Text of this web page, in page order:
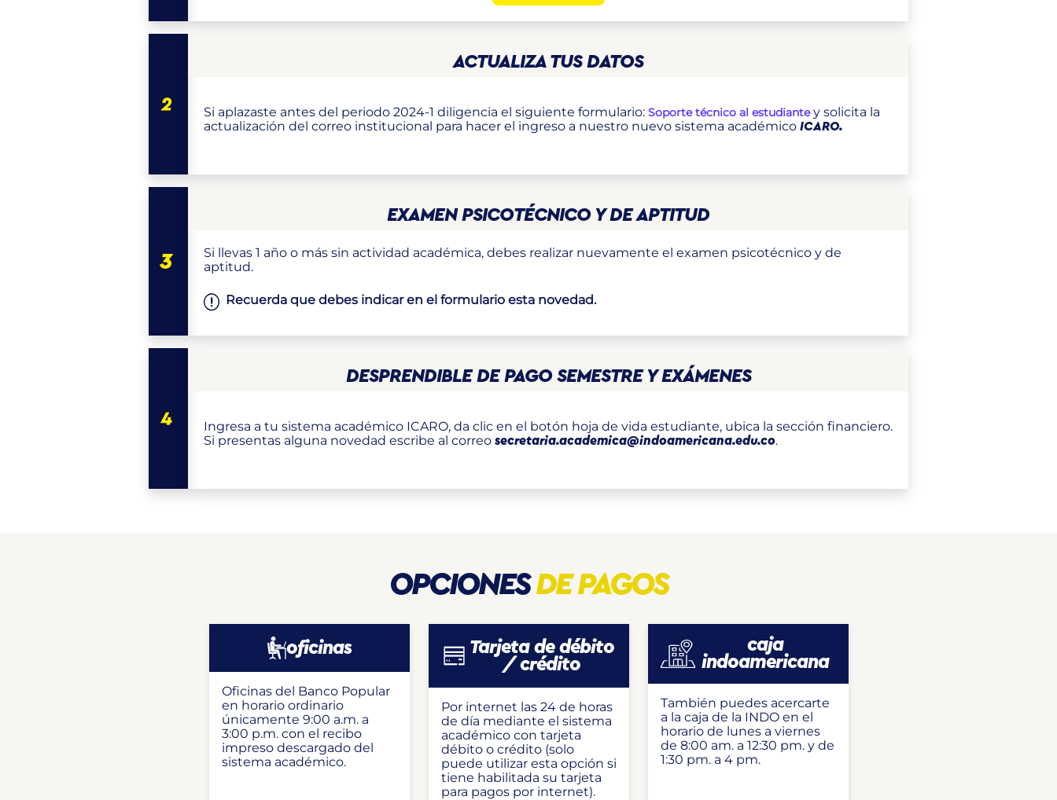
ACTUALIZA TUS DATOS
Si aplazaste antes del periodo 2024-1 diligencia el siguiente formulario: Soporte técnico al estudiantey solicita la
actualización del correo institucional para hacer el ingreso a nuestro nuevo sistema académico ICARO.
EXAMEN PSICOTÉCNICO Y DE APTITUD
Si llevas 1 año o más sin actividad académica, debes realizar nuevamente el examen psicotécnico y de
aptitud.
Recuerda que debes indicar en el formulario esta novedad.
DESPRENDIBLE DE PAGO SEMESTRE Y EXÁMENES
Ingresa a tu sistema académico ICARO, da clic en el botón hoja de vida estudiante, ubica la sección financiero.
Si presentas alguna novedad escribe al correo secretaria.academica@indoamericana.edu.co.
OPCIONESDE PAGOS
oficinas
Oficinas del Banco Popular
en horario ordinario
únicamente 9:00 a.m. a
3:00 p.m. con el recibo
impreso descargado del
sistema académico.
Tarjeta de débito
/ crédito
Por internet las 24 de horas
de día mediante el sistema
académico con tarjeta
débito o crédito (solo
puede utilizar esta opción si
tiene habilitada su tarjeta
para pagos por internet).
caja
indoamericana
También puedes acercarte
a la caja de la INDO en el
horario de lunes a viernes
de 8:00 am. a 12:30 pm. y de
1:30 pm. a 4 pm.